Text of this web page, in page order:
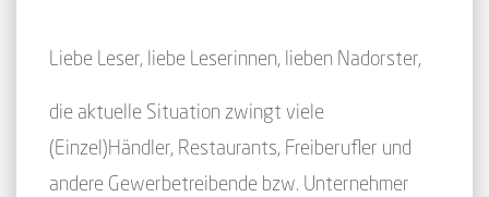
Liebe Leser, liebe Leserinnen, lieben Nadorster,
die aktuelle Situation zwingt viele
(Einzel)Händler, Restaurants, Freiberufler und
andere Gewerbetreibende bzw. Unternehmer